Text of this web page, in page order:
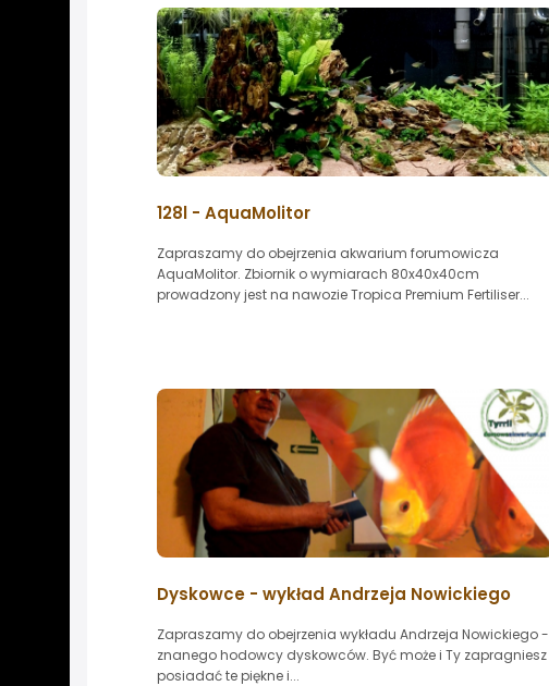
128l - AquaMolitor
Zapraszamy do obejrzenia akwarium forumowicza
AquaMolitor. Zbiornik o wymiarach 80x40x40cm
prowadzony jest na nawozie Tropica Premium Fertiliser...
Dyskowce - wykład Andrzeja Nowickiego
Zapraszamy do obejrzenia wykładu Andrzeja Nowickiego -
znanego hodowcy dyskowców. Być może i Ty zapragniesz
posiadać te piękne i...